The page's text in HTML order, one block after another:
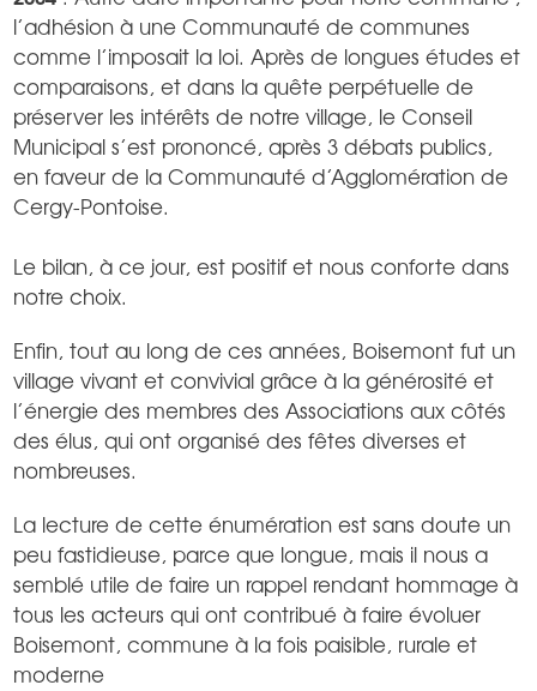
l’adhésion à une Communauté de communes
comme l’imposait la loi. Après de longues études et
comparaisons, et dans la quête perpétuelle de
préserver les intérêts de notre village, le Conseil
Municipal s’est prononcé, après 3 débats publics,
en faveur de la Communauté d’Agglomération de
Cergy-Pontoise.
Le bilan, à ce jour, est positif et nous conforte dans
notre choix.
Enfin, tout au long de ces années, Boisemont fut un
village vivant et convivial grâce à la générosité et
l’énergie des membres des Associations aux côtés
des élus, qui ont organisé des fêtes diverses et
nombreuses.
La lecture de cette énumération est sans doute un
peu fastidieuse, parce que longue, mais il nous a
semblé utile de faire un rappel rendant hommage à
tous les acteurs qui ont contribué à faire évoluer
Boisemont, commune à la fois paisible, rurale et
moderne